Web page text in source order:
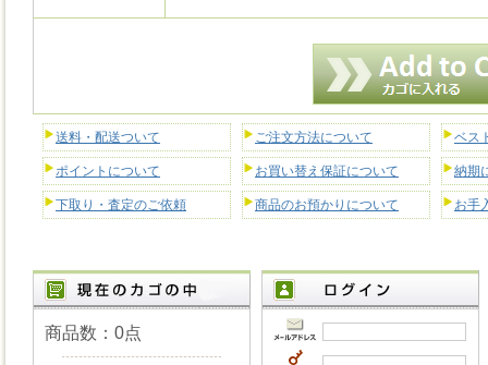
送料・配送ついて ご注文方法について ベス
ポイントについて お買い替え保証について 納期
下取り・査定のご依頼 商品のお預かりについて お手
商品数：0点